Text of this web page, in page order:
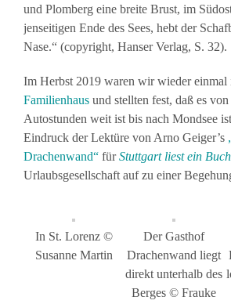
und Plomberg eine breite Brust, im
jenseitigen Ende des Sees, hebt der
Nase.“ (copyright, Hanser Verlag, S. 32).
Im Herbst 2019 waren wir wieder einmal
Familienhaus und stellten fest, daß es
Autostunden weit ist bis nach Mondsee
Eindruck der Lektüre von Arno Geiger’s
Drachenwand“ fürStuttgart liest ein Buch
Urlaubsgesellschaft auf zu einer
In St. Lorenz ©
Susanne Martin
Der Gasthof
Drachenwand liegt
direkt unterhalb des
Berges © Frauke